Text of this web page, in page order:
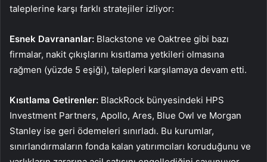
taleplerine karşı farklı stratejiler izliyor:
Esnek Davrananlar: Blackstone ve Oaktree gibi bazı
firmalar, nakit çıkışlarını kısıtlama yetkileri olmasına
rağmen (yüzde 5 eşiği), talepleri karşılamaya devam etti.
Kısıtlama Getirenler: BlackRock bünyesindeki HPS
Investment Partners, Apollo, Ares, Blue Owl ve Morgan
Stanley ise geri ödemeleri sınırladı. Bu kurumlar,
sınırlandırmaların fonda kalan yatırımcıları koruduğunu ve